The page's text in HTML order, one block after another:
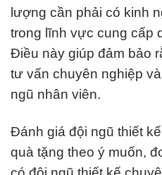
lượng cần phải có kinh
trong lĩnh vực cung cấp
Điều này giúp đảm bảo
tư vấn chuyên nghiệp
ngũ nhân viên.
Đánh giá đội ngũ thiết
quà tặng theo ý muốn,